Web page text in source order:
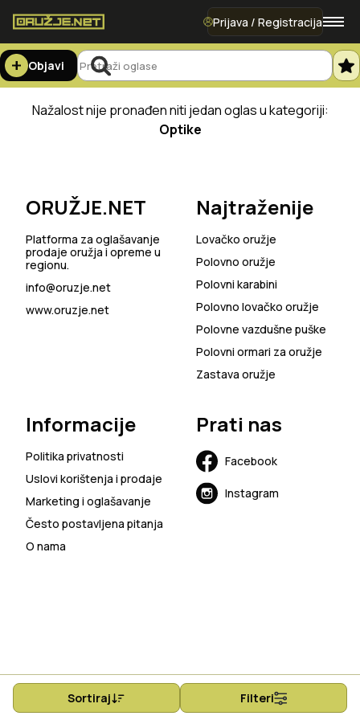
Prijava / Registracija
Objavi
Nažalost nije pronađen niti jedan oglas u kategoriji:
Optike
Sortiraj Filteri
ORUŽJE.NET
Platforma za oglašavanje
prodaje oružja i opreme u
regionu.
info@oruzje.net
www.oruzje.net
Najtraženije
Lovačko oružje
Polovno oružje
Polovni karabini
Polovno lovačko oružje
Polovne vazdušne puške
Polovni ormari za oružje
Zastava oružje
Informacije
Politika privatnosti
Uslovi korištenja i prodaje
Marketing i oglašavanje
Često postavljena pitanja
O nama
Prati nas
Facebook
Instagram